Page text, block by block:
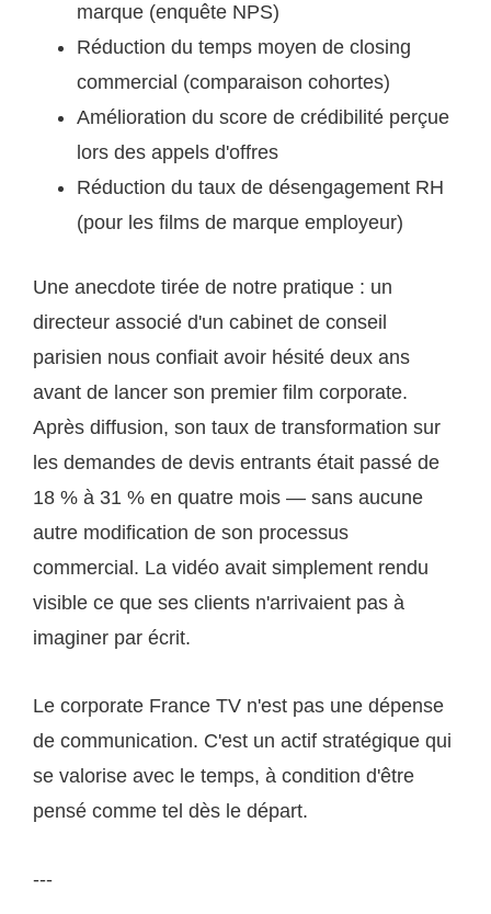
marque (enquête NPS)
Réduction du temps moyen de closing
commercial (comparaison cohortes)
Amélioration du score de crédibilité perçue
lors des appels d'offres
Réduction du taux de désengagement RH
(pour les films de marque employeur)
Une anecdote tirée de notre pratique : un
directeur associé d'un cabinet de conseil
parisien nous confiait avoir hésité deux ans
avant de lancer son premier film corporate.
Après diffusion, son taux de transformation sur
les demandes de devis entrants était passé de
18 % à 31 % en quatre mois — sans aucune
autre modification de son processus
commercial. La vidéo avait simplement rendu
visible ce que ses clients n'arrivaient pas à
imaginer par écrit.
Le corporate France TV n'est pas une dépense
de communication. C'est un actif stratégique qui
se valorise avec le temps, à condition d'être
pensé comme tel dès le départ.
---